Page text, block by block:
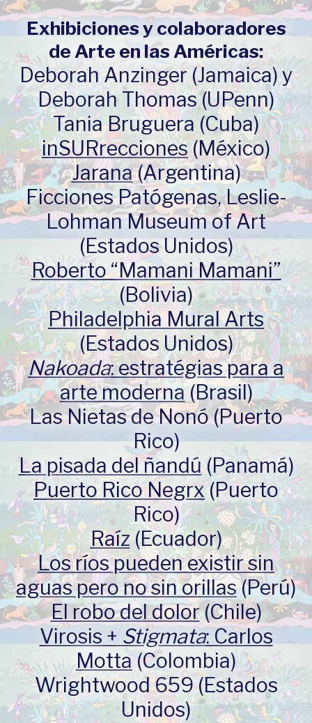
Exhibiciones y colaboradores
de Arte en las Américas:
Deborah Anzinger (Jamaica) y
Deborah Thomas (UPenn)
Tania Bruguera (Cuba)
inSURrecciones(México)
Jarana(Argentina)
Ficciones Patógenas, Leslie-
Lohman Museum of Art
(Estados Unidos)
Roberto “Mamani Mamani”
(Bolivia)
Philadelphia Mural Arts
(Estados Unidos)
Nakoada: estratégias para a
arte moderna(Brasil)
Las Nietas de Nonó (Puerto
Rico)
La pisada del ñandú(Panamá)
Puerto Rico Negrx(Puerto
Rico)
Raíz(Ecuador)
Los ríos pueden existir sin
aguas pero no sin orillas(Perú)
El robo del dolor(Chile)
Virosis + Stigmata: Carlos
Motta(Colombia)
Wrightwood 659 (Estados
Unidos)